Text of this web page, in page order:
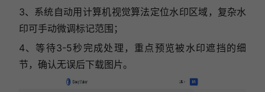
3、系统自动用计算机视觉算法定位水印区域，复杂水
印可手动微调标记范围；
4、等待3-5秒完成处理，重点预览被水印遮挡的细
节，确认无误后下载图片。